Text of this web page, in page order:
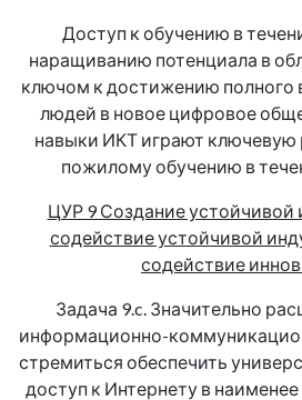
Доступ к обучению в
наращиванию потенциала в
ключом к достижению полного
людей в новое цифровое
навыки ИКТ играют ключевую
пожилому обучению в
ЦУР 9 Создание устойчивой
содействие устойчивой
содействие
Задача 9.c. Значительно
информационно-
стремиться обеспечить
доступ к Интернету в